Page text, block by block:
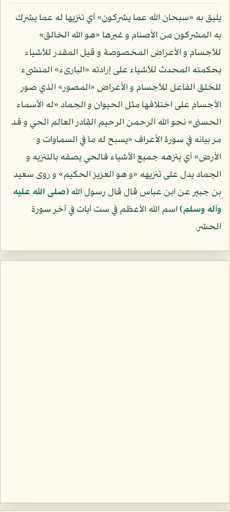
يليق به «سبحان الله عما يشركون» أي تنزيها له عما يشرك
به المشركون من الأصنام و غيرها «هو الله الخالق»
للأجسام و الأعراض المخصوصة و قيل المقدر للأشياء
بحكمته المحدث للأشياء على إرادته «البارىء» المنشىء
للخلق الفاعل للأجسام و الأعراض «المصور» الذي صور
الأجسام على اختلافها مثل الحيوان و الجماد «له الأسماء
الحسنى» نحو الله الرحمن الرحيم القادر العالم الحي و قد
مر بيانه في سورة الأعراف «يسبح له ما في السماوات و
الأرض» أي ينزهه جميع الأشياء فالحي يصفه بالتنزيه و
الجماد يدل على تنزيهه «و هو العزيز الحكيم» و روى سعيد
بن جبير عن ابن عباس قال قال رسول الله(صلى الله عليه
وآله وسلم)اسم الله الأعظم في ست آيات في آخر سورة
الحشر.